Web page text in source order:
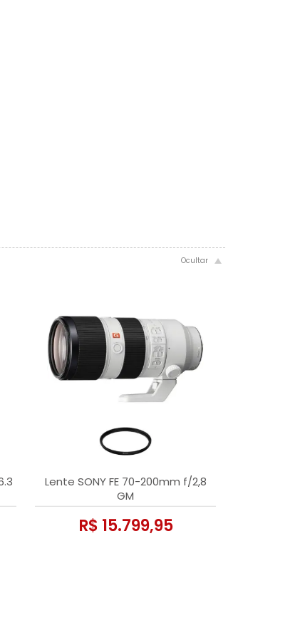
Lente SONY FE 70-200mm f/2,8
GM
R$ 15.799,95